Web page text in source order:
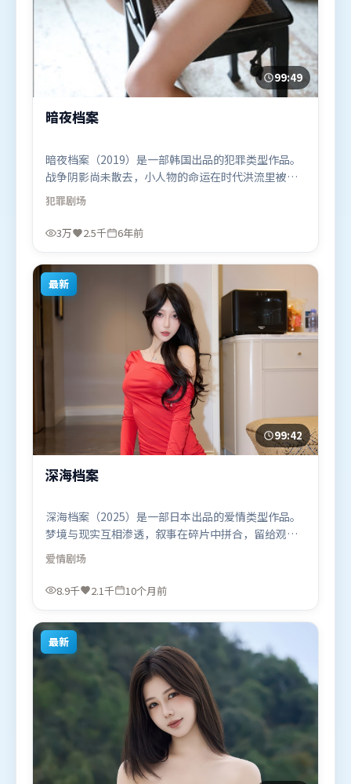
99:49
暗夜档案
暗夜档案（2019）是一部韩国出品的犯罪类型作品。
战争阴影尚未散去，小人物的命运在时代洪流里被轻
轻托起又放下。视听风格统一而富有实验感，配乐与
画面情绪贴合。由是枝裕和执导，全智贤、梁朝伟、
黄政民，吴京、朱一龙、杨紫等联袂出演。影片于
欢犯罪题材的观众观看。
犯罪剧场
3万 2.5千 6年前
最新
99:42
深海档案
深海档案（2025）是一部日本出品的爱情类型作品。
梦境与现实互相渗透，叙事在碎片中拼合，留给观众
回味空间。高潮段落信息密度高，情绪释放与主题回
扣同时完成。由洪常秀执导，白宇、秦海璐、杨幂，
迪皮卡·帕度柯妮、谭卓等联袂出演。影片于2025年
题材的观众观看。
爱情剧场
8.9千 2.1千 10个月前
最新